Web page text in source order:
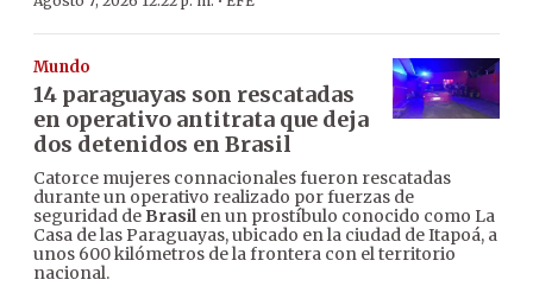
Mundo
14 paraguayas son rescatadas
en operativo antitrata que deja
dos detenidos en Brasil
Catorce mujeres connacionales fueron rescatadas
durante un operativo realizado por fuerzas de
seguridad de Brasilen un prostíbulo conocido como La
Casa de las Paraguayas, ubicado en la ciudad de Itapoá, a
unos 600 kilómetros de la frontera con el territorio
nacional.